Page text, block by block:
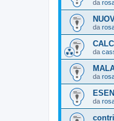
da
da
da
da
da